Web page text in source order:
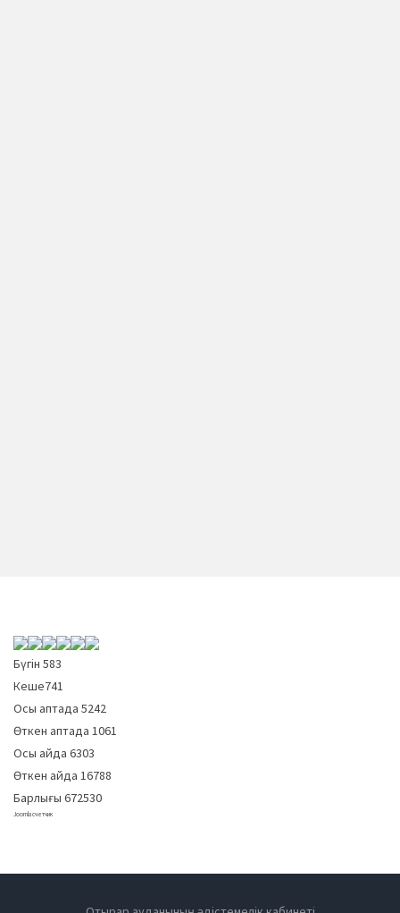
Бүгін 583
Кеше741
Осы аптада 5242
Өткен аптада 1061
Осы айда 6303
Өткен айда 16788
Барлығы 672530
Joomla счетчик